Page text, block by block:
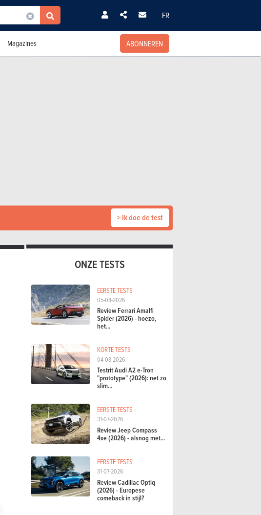
FR
Magazines ABONNEREN
> Ik doe de test
ONZE TESTS
EERSTE TESTS
05-08-2026
Review Ferrari Amalfi
Spider (2026) - hoezo,
het...
KORTE TESTS
04-08-2026
Testrit Audi A2 e-Tron
"prototype" (2026): net zo
slim...
EERSTE TESTS
31-07-2026
Review Jeep Compass
4xe (2026) - alsnog met...
EERSTE TESTS
31-07-2026
Review Cadillac Optiq
(2026) - Europese
comeback in stijl?